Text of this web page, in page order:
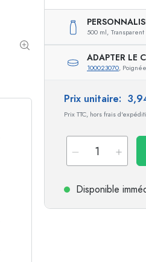
Bouteilles cylindriques
Dames-jeannes
500 ml, Transparent
ADAPTER LE
100023070,
Prix unitaire:
Prix TTC, hors frais
Disponible